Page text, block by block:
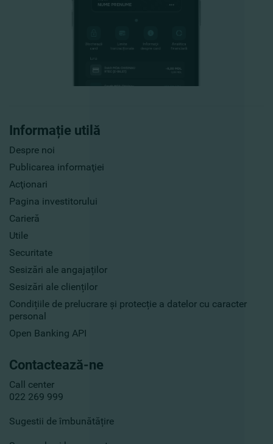
Informație utilă
Despre noi
Publicarea informaţiei
Acţionari
Pagina investitorului
Carieră
Utile
Securitate
Sesizări ale angajaților
Sesizări ale clienților
Condițiile de prelucrare și protecție a datelor cu caracter
personal
Open Banking API
Contactează-ne
Call center
022 269 999
Sugestii de îmbunătățire